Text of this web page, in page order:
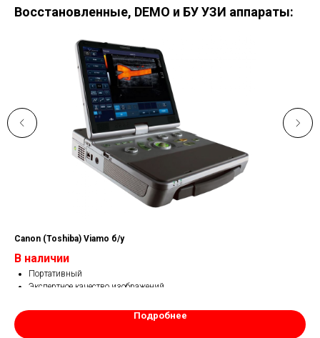
Восстановленные, DEMO и БУ УЗИ аппараты:
Canon (Toshiba) Viamo б/у
В наличии
Портативный
Экспертное качество изображений
Большой выбор датчиков Подробнее